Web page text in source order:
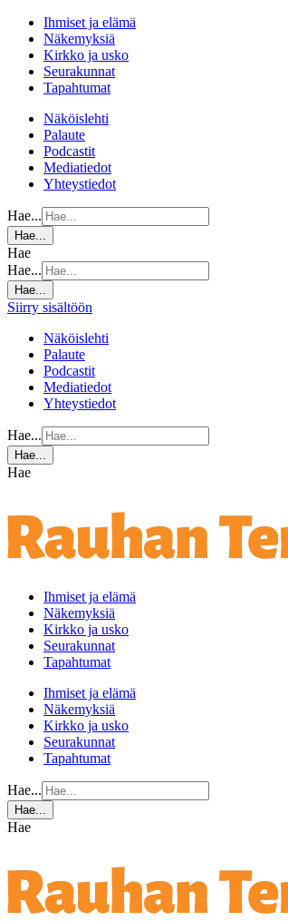
Ihmiset ja elämä
Näkemyksiä
Kirkko ja usko
Seurakunnat
Tapahtumat
Näköislehti
Palaute
Podcastit
Mediatiedot
Yhteystiedot
Hae...
Hae...
Hae
Hae...
Hae...
Siirry sisältöön
Näköislehti
Palaute
Podcastit
Mediatiedot
Yhteystiedot
Hae...
Hae...
Hae
Ihmiset ja elämä
Näkemyksiä
Kirkko ja usko
Seurakunnat
Tapahtumat
Ihmiset ja elämä
Näkemyksiä
Kirkko ja usko
Seurakunnat
Tapahtumat
Hae...
Hae...
Hae